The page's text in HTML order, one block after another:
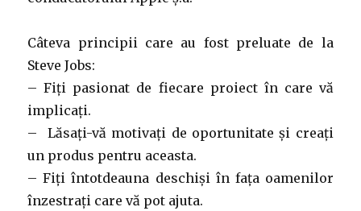
Câteva principii care au fost preluate de la
Steve Jobs:
– Fiți pasionat de fiecare proiect în care vă
implicați.
– Lăsați-vă motivați de oportunitate și creați
un produs pentru aceasta.
– Fiți întotdeauna deschiși în fața oamenilor
înzestrați care vă pot ajuta.